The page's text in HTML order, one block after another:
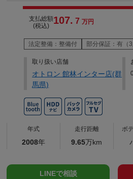
支払総額
(税込)
107. 7 万円
法定整備：整備付 部分保証：有（3
取り扱い店舗
オトロン 館林インター店(群
馬県)
年式
2008年
走行距離
9.65万km
ボ
LINEで相談